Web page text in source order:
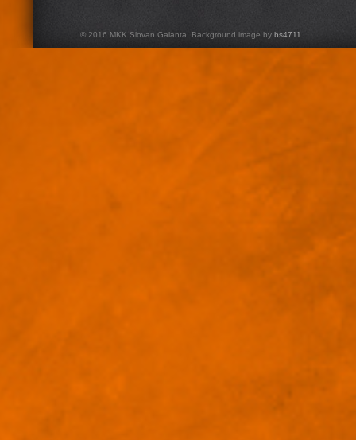
© 2016 MKK Slovan Galanta. Background image by bs4711